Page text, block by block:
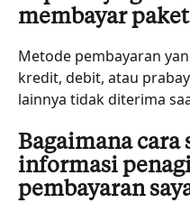
membayar
Metode pembayaran
kredit, debit, atau
lainnya tidak diterima
Bagaimana cara
informasi
pembayaran